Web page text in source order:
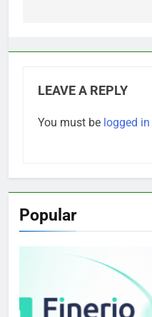
LEAVE A REPLY
You must be logged in
Popular